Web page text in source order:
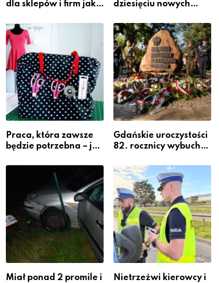
dla sklepów i firm jako
widoczność
dziesięciu nowych
szeregach Komendy
Powiatowej
Praca, która zawsze
będzie potrzebna – jak
zawodem przyszłości i
gdzie się go nauczyć?
Gdańskie uroczystości
82. rocznicy wybuchu
Warszawskiego
Miał ponad 2 promile i
Nietrzeźwi kierowcy i